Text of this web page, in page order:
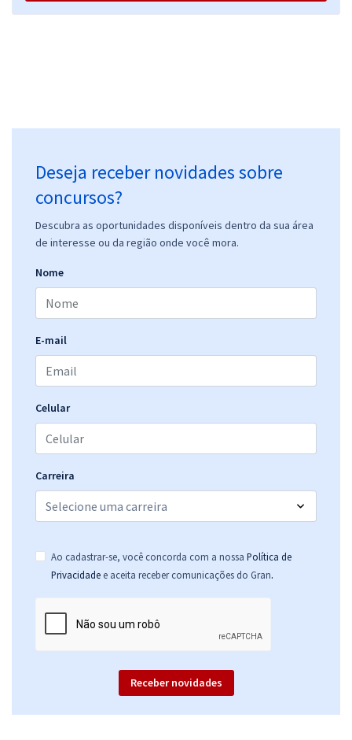
Deseja receber novidades sobre
concursos?
Descubra as oportunidades disponíveis dentro da sua área
de interesse ou da região onde você mora.
Nome
E-mail
Celular
Carreira
Ao cadastrar-se, você concorda com a nossa Política de
Privacidade e aceita receber comunicações do Gran.
Receber novidades